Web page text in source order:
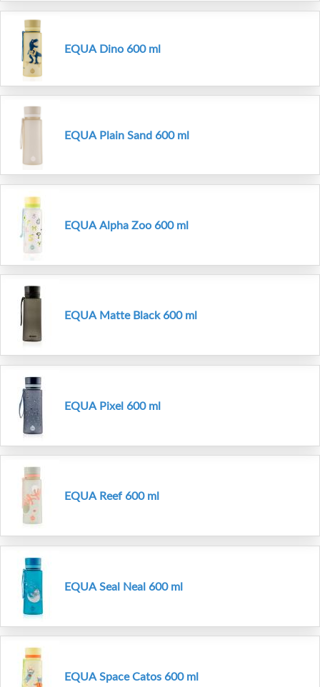
EQUA Dino 600 ml
EQUA Plain Sand 600 ml
EQUA Alpha Zoo 600 ml
EQUA Matte Black 600 ml
EQUA Pixel 600 ml
EQUA Reef 600 ml
EQUA Seal Neal 600 ml
EQUA Space Catos 600 ml